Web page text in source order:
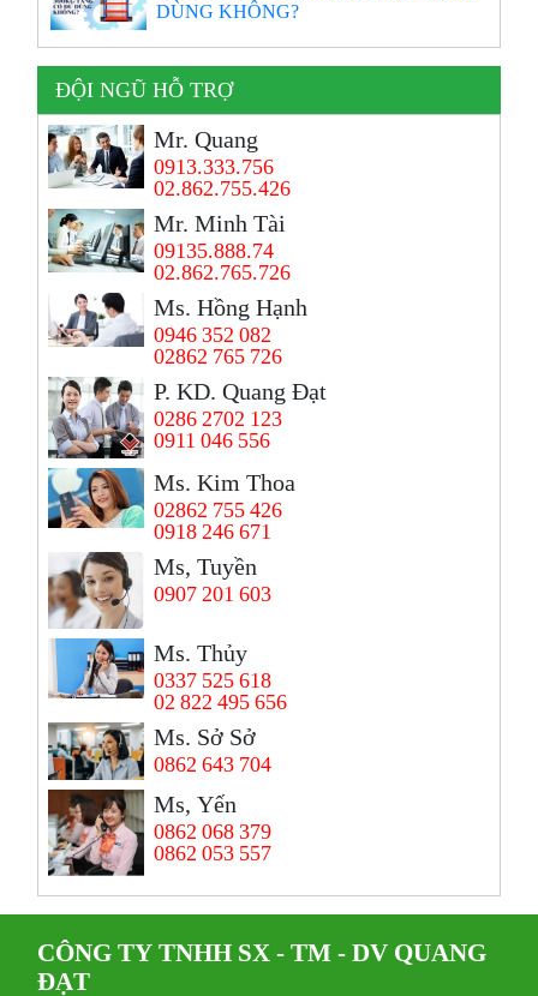
DÙNG KHÔNG?
ĐỘI NGŨ HỖ TRỢ
Mr. Quang
0913.333.756
02.862.755.426
Mr. Minh Tài
09135.888.74
02.862.765.726
Ms. Hồng Hạnh
0946 352 082
02862 765 726
P. KD. Quang Đạt
0286 2702 123
0911 046 556
Ms. Kim Thoa
02862 755 426
0918 246 671
Ms, Tuyền
0907 201 603
Ms. Thủy
0337 525 618
02 822 495 656
Ms. Sở Sở
0862 643 704
Ms, Yến
0862 068 379
0862 053 557
CÔNG TY TNHH SX - TM - DV QUANG
ĐẠT